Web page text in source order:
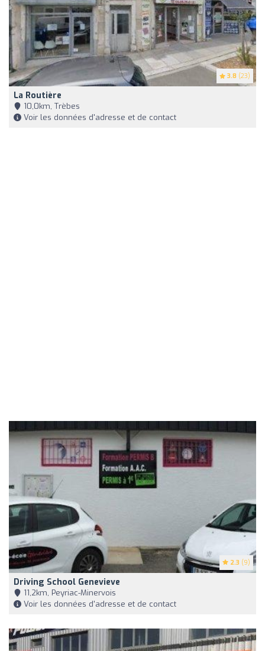
3.8 (23)
La Routière
10,0km, Trèbes
Voir les données d'adresse et de contact
2.3 (9)
Driving School Genevieve
11,2km, Peyriac-Minervois
Voir les données d'adresse et de contact